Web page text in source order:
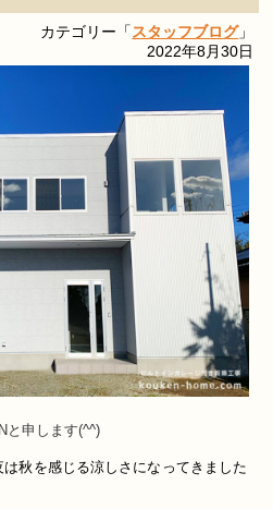
カテゴリー「 スタッフブログ」
2022年8月30日
と申します(^^)
秋を感じる涼しさになってきました